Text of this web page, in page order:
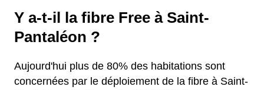
Y a-t-il la fibre Free à Saint-
Pantaléon ?
Aujourd'hui plus de 80% des habitations sont
concernées par le déploiement de la fibre à Saint-